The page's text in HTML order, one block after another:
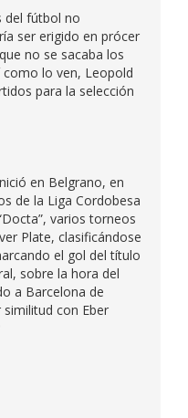
del fútbol no
ser erigido en prócer
no se sacaba los
lo ven, Leopold
para la selección
en Belgrano, en
de la Liga Cordobesa
varios torneos
Plate, clasificándose
el gol del título
sobre la hora del
a Barcelona de
similitud con Eber